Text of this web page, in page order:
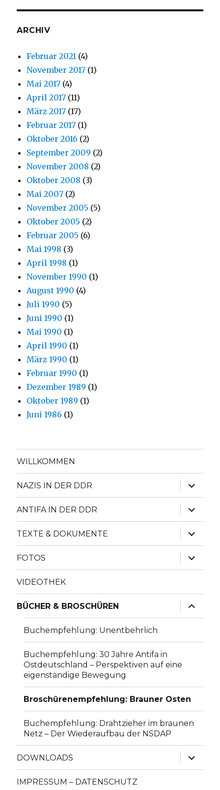
ARCHIV
Februar 2021 (4)
November 2017 (1)
Mai 2017 (4)
April 2017 (11)
März 2017 (17)
Februar 2017 (1)
Oktober 2016 (2)
September 2009 (2)
November 2008 (2)
Oktober 2008 (3)
Mai 2007 (2)
November 2005 (5)
Oktober 2005 (2)
Februar 2005 (6)
Mai 1998 (3)
April 1998 (1)
November 1990 (1)
August 1990 (4)
Juli 1990 (5)
Juni 1990 (1)
Mai 1990 (1)
April 1990 (1)
März 1990 (1)
Februar 1990 (1)
Dezember 1989 (1)
Oktober 1989 (1)
Juni 1986 (1)
WILLKOMMEN
NAZIS IN DER DDR
ANTIFA IN DER DDR
TEXTE & DOKUMENTE
FOTOS
VIDEOTHEK
BÜCHER & BROSCHÜREN
Buchempfehlung: Unentbehrlich
Buchempfehlung: 30 Jahre Antifa in
Ostdeutschland – Perspektiven auf eine
eigenständige Bewegung
Broschürenempfehlung: Brauner Osten
Buchempfehlung: Drahtzieher im braunen
Netz – Der Wiederaufbau der NSDAP
DOWNLOADS
IMPRESSUM – DATENSCHUTZ